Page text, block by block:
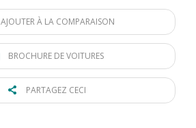
AJOUTER À LA COMPARAISON
BROCHURE DE VOITURES
PARTAGEZ CECI